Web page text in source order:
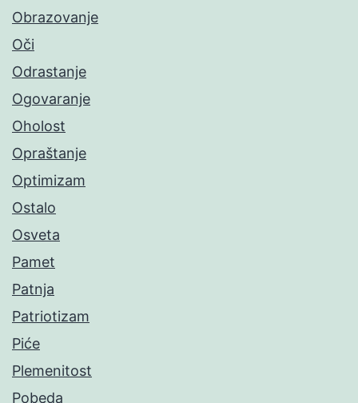
Obrazovanje
Oči
Odrastanje
Ogovaranje
Oholost
Opraštanje
Optimizam
Ostalo
Osveta
Pamet
Patnja
Patriotizam
Piće
Plemenitost
Pobeda